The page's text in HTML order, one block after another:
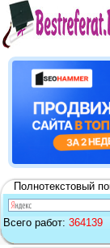
Полнотекстовый
Всего работ: 364139